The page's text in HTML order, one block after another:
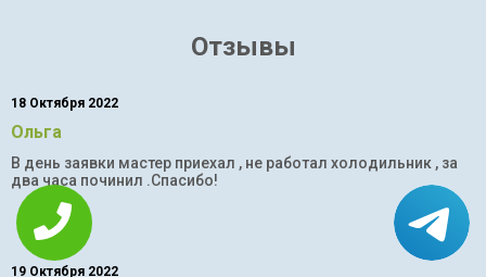
Отзывы
18 Октября 2022
Ольга
В день заявки мастер приехал , не работал холодильник , за
два часа починил .Спасибо!
19 Октября 2022